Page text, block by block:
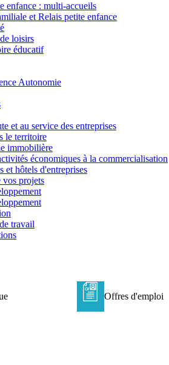
enfance : multi-accueils
et Relais petite enfance
loisirs
éducatif
Autonomie
et au service des entreprises
le territoire
immobilière
économiques à la commercialisation
et hôtels d'entreprises
vos projets
travail
Offres
d'emploiOffres d'emploi